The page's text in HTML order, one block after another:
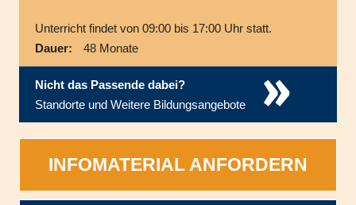
Unterricht findet von 09:00 bis 17:00 Uhr statt.
Dauer:
48 Monate
Nicht das Passende dabei?
Standorte und Weitere Bildungsangebote
»
INFOMATERIAL ANFORDERN